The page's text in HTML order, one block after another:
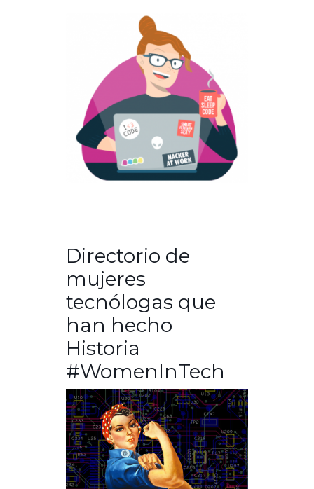
Directorio de
mujeres
tecnólogas que
han hecho
Historia
#WomenInTech